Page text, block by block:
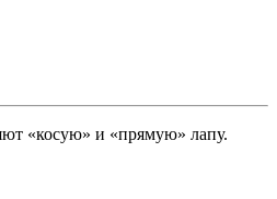
«косую» и «прямую» лапу.